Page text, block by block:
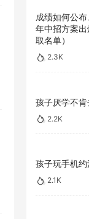
成绩如何公
年中招方案
取名单）
2.3K
孩子厌学不
2.2K
孩子玩手机约
2.1K